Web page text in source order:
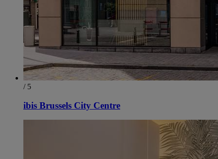
/ 5
ibis Brussels City Centre